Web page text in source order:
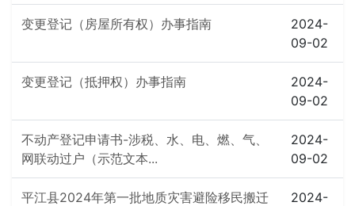
变更登记（房屋所有权）办事指南
2024-
09-02
变更登记（抵押权）办事指南
2024-
09-02
不动产登记申请书-涉税、水、电、燃、气、
网联动过户（示范文本...
2024-
09-02
平江县2024年第一批地质灾害避险移民搬迁
2024-